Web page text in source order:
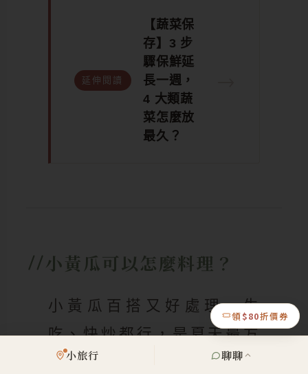
延伸閱讀
【蔬菜保
存】3 步
驟保鮮延
長一週，
4 大類蔬
菜怎麼放
最久？
小黃瓜可以怎麼料理？
小黃瓜百搭又好處理，生
吃、快炒都行，是夏天最方
便的常備蔬菜。
領$80折價券
小旅行 聊聊